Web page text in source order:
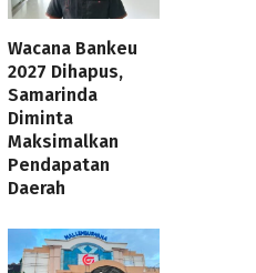
Wacana Bankeu
2027 Dihapus,
Samarinda
Diminta
Maksimalkan
Pendapatan
Daerah